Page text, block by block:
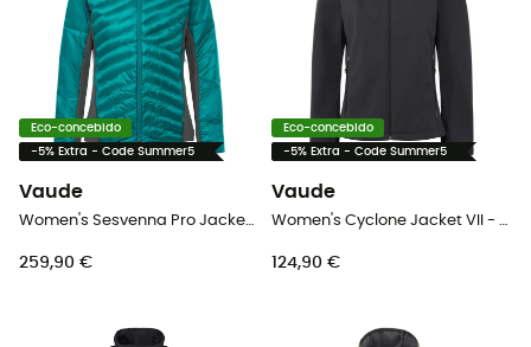
Eco-concebido
-5% Extra - Code Summer5
Vaude
Women's Sesvenna Pro Jacket III - Casaco mulher
259,90 €
Eco-concebido
-5% Extra - Code Summer5
Vaude
Women's Cyclone Jacket VII - Casaco softshell mulher
124,90 €